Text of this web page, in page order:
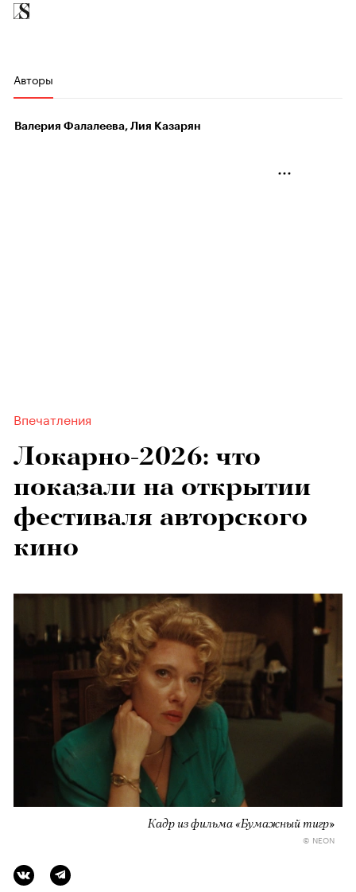
Авторы
Валерия Фалалеева, Лия Казарян
Впечатления
Локарно-2026: что
показали на открытии
фестиваля авторского
кино
Кадр из фильма «Бумажный тигр»
© NEON